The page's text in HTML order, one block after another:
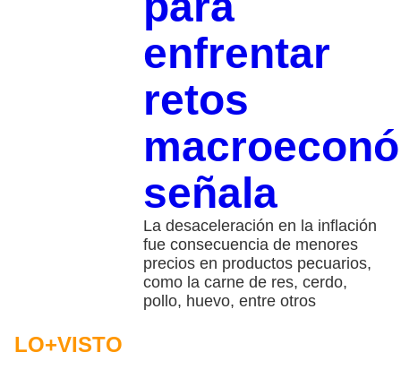
enfrentar
retos
señala
La desaceleración en la inflación
fue consecuencia de menores
precios en productos pecuarios,
como la carne de res, cerdo,
pollo, huevo, entre otros
LO+VISTO